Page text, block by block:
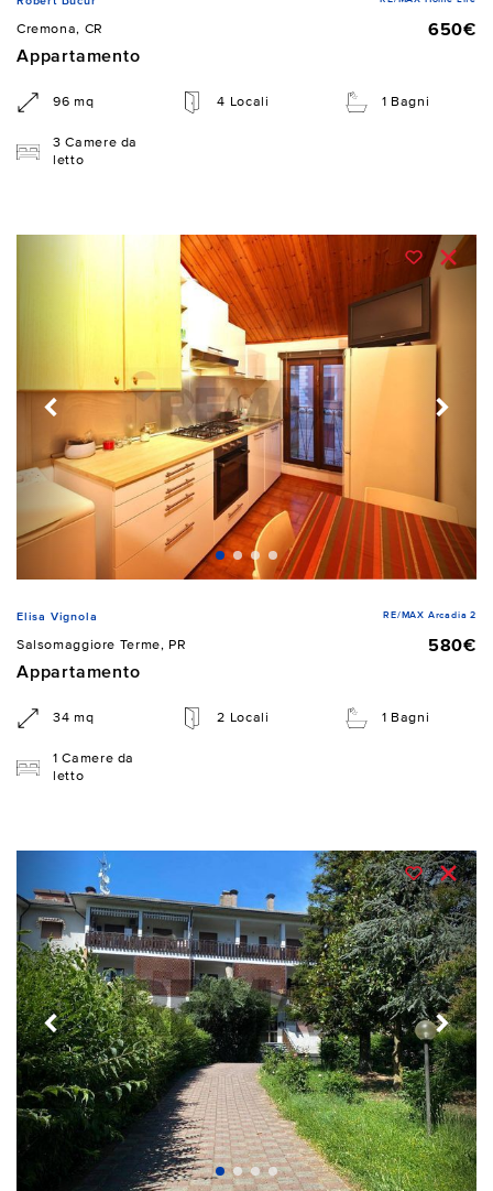
Cremona, CR
650€
Appartamento
96 mq 4 Locali 1 Bagni
3 Camere da
letto
Elisa Vignola RE/MAX Arcadia 2
Salsomaggiore Terme, PR
580€
Appartamento
34 mq 2 Locali 1 Bagni
1 Camere da
letto